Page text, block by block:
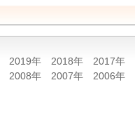
2019年 2018年 2017年
2008年 2007年 2006年